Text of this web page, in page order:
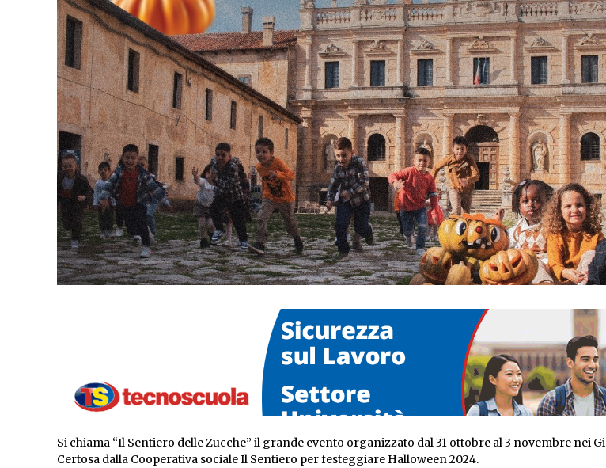
Si chiama “Il Sentiero delle Zucche” il grande evento organizzato dal 31 ottobre al 3 novembre nei
Certosa dalla Cooperativa sociale Il Sentiero per festeggiare Halloween 2024.